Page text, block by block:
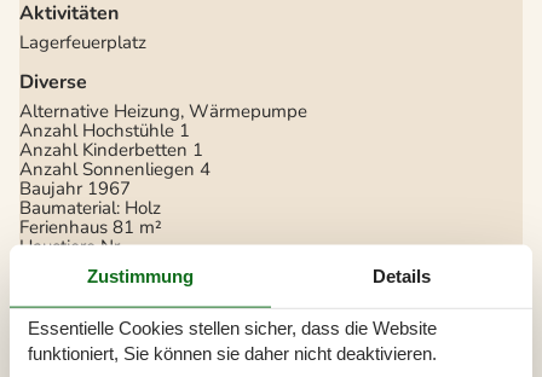
Aktivitäten
Lagerfeuerplatz
Diverse
Alternative Heizung, Wärmepumpe
Anzahl Hochstühle 1
Anzahl Kinderbetten 1
Anzahl Sonnenliegen 4
Baujahr 1967
Baumaterial: Holz
Ferienhaus 81 m²
Haustiere Nr
Heizung, Elektroheizung
Renoviert 2009
Self-Service-Check-in
Staubsauger
Strom und Heizung exkl.
Wasser inkl.
Zustimmung Details
Essentielle Cookies stellen sicher, dass die Website
funktioniert, Sie können sie daher nicht deaktivieren.